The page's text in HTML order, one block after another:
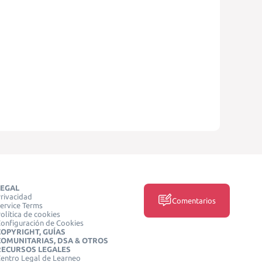
Terms
de cookies
de Cookies
GUÍAS
DSA & OTROS
LEGALES
Legal de Learneo
Comentarios